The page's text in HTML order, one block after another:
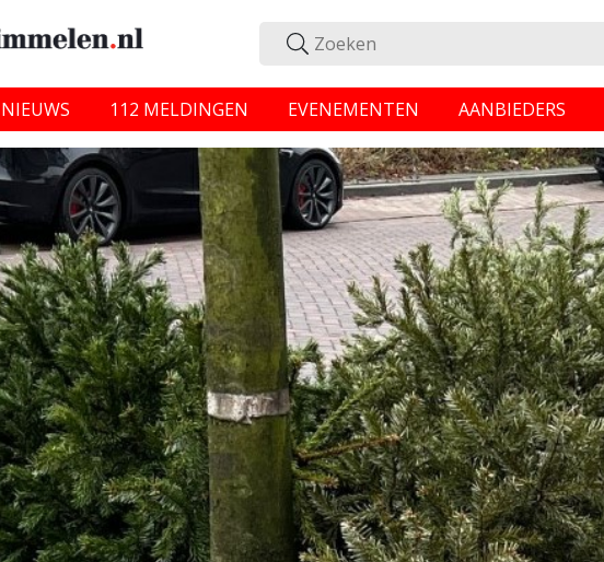
NIEUWS 112 MELDINGEN EVENEMENTEN AANBIEDERS